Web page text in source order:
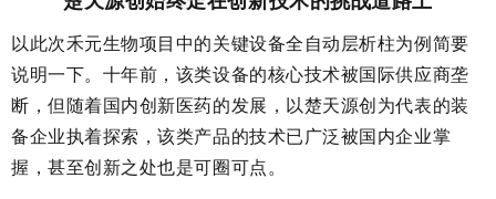
以此次禾元生物项目中的关键设备全自动层析柱为例简要
说明一下。十年前，该类设备的核心技术被国际供应商垄
断，但随着国内创新医药的发展，以楚天源创为代表的装
备企业执着探索，该类产品的技术已广泛被国内企业掌
握，甚至创新之处也是可圈可点。